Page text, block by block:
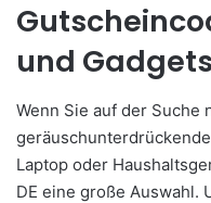
und Gadgets
Wenn Sie auf der Suche
Laptop oder
DE eine große Auswahl.